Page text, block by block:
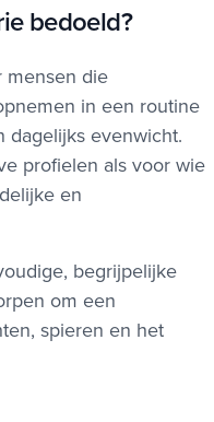
bedoeld?
mensen die
in een routine
dagelijks evenwicht.
profielen als voor wie
en
begrijpelijke
om een
spieren en het